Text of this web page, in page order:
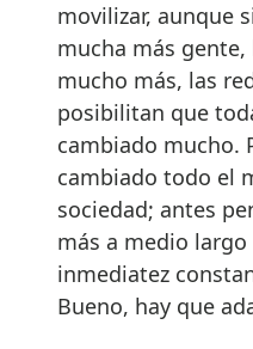
movilizar, aunque
mucha más
mucho más, las
posibilitan que
cambiado mucho.
cambiado todo el
sociedad; antes
más a medio largo
inmediatez
Bueno, hay que